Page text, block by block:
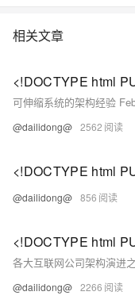
相关文章
@dailidong@ 2562
@dailidong@ 856
@dailidong@ 2266